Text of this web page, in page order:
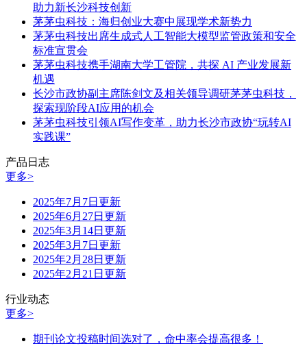
助力新长沙科技创新
茅茅虫科技：海归创业大赛中展现学术新势力
茅茅虫科技出席生成式人工智能大模型监管政策和安全
标准宣贯会
茅茅虫科技携手湖南大学工管院，共探 AI 产业发展新
机遇
长沙市政协副主席陈剑文及相关领导调研茅茅虫科技，
探索现阶段AI应用的机会
茅茅虫科技引领AI写作变革，助力长沙市政协“玩转AI
实践课”
产品日志
更多>
2025年7月7日更新
2025年6月27日更新
2025年3月14日更新
2025年3月7日更新
2025年2月28日更新
2025年2月21日更新
行业动态
更多>
期刊论文投稿时间选对了，命中率会提高很多！